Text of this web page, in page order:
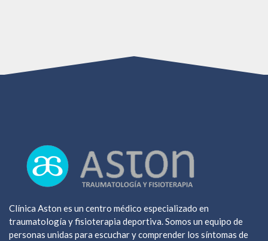
Clínica Aston es un centro médico especializado en
traumatología y fisioterapia deportiva. Somos un equipo de
personas unidas para escuchar y comprender los síntomas de